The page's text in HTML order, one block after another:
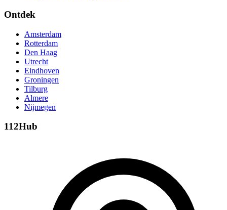
Ontdek
Amsterdam
Rotterdam
Den Haag
Utrecht
Eindhoven
Groningen
Tilburg
Almere
Nijmegen
112Hub